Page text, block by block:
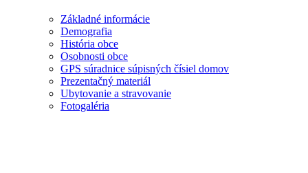
Základné informácie
Demografia
História obce
Osobnosti obce
GPS súradnice súpisných čísiel domov
Prezentačný materiál
Ubytovanie a stravovanie
Fotogaléria